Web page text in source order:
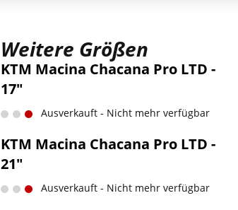
Weitere Größen
KTM Macina Chacana Pro LTD -
17"
Ausverkauft - Nicht mehr verfügbar
KTM Macina Chacana Pro LTD -
21"
Ausverkauft - Nicht mehr verfügbar